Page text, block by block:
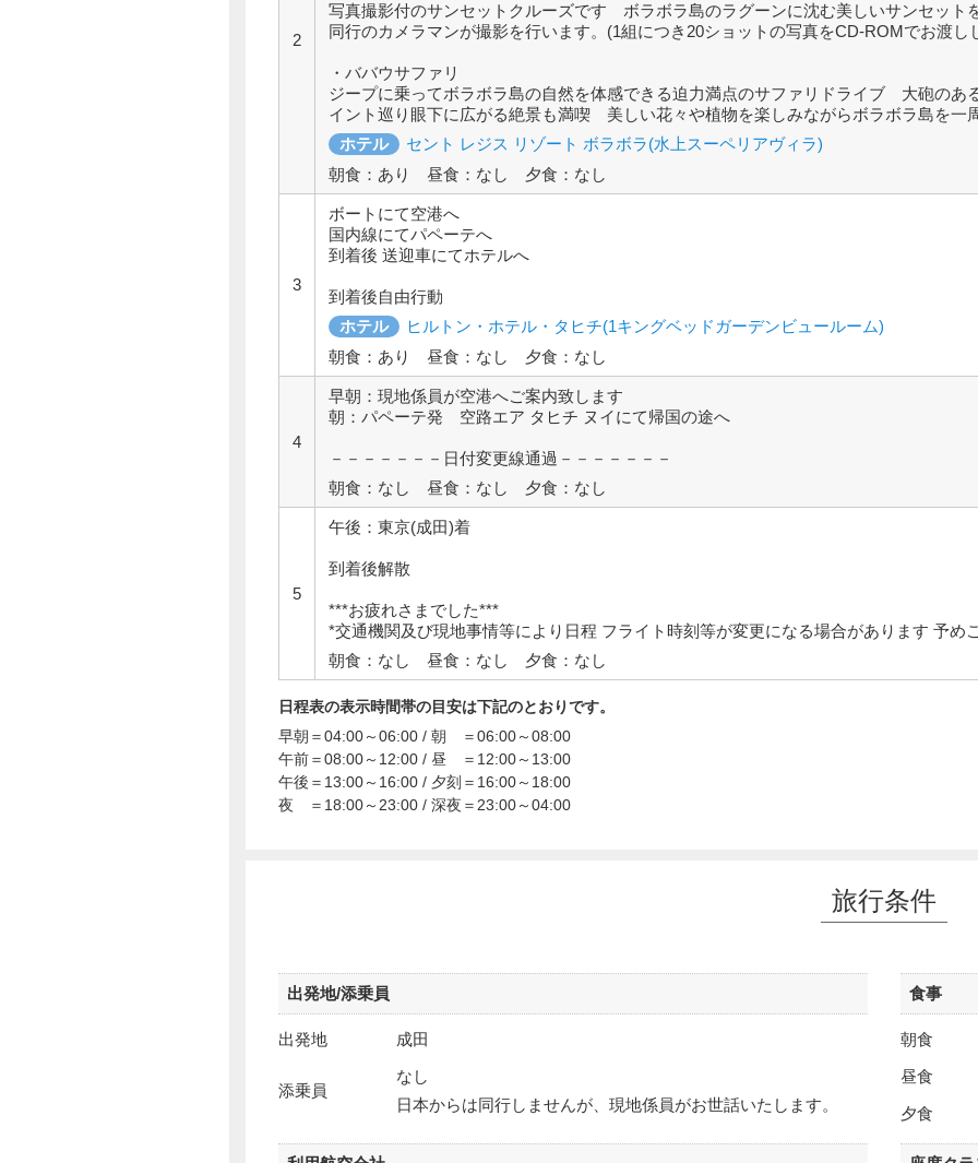
2
写真撮影付のサンセットクルーズです ボラボラ島のラグーンに沈む美しいサンセット
同行のカメラマンが撮影を行います。(1組につき20ショットの写真をCD-ROMでお渡し
・ババウサファリ
ジープに乗ってボラボラ島の自然を体感できる迫力満点のサファリドライブ 大砲のあ
イント巡り眼下に広がる絶景も満喫 美しい花々や植物を楽しみながらボラボラ島を一
ホテル
セント レジス リゾート ボラボラ(水上スーペリアヴィラ)
朝食：あり 昼食：なし 夕食：なし
3
ボートにて空港へ
国内線にてパペーテへ
到着後 送迎車にてホテルへ
到着後自由行動
ホテル
ヒルトン・ホテル・タヒチ(1キングベッドガーデンビュールーム)
朝食：あり 昼食：なし 夕食：なし
4
早朝：現地係員が空港へご案内致します
朝：パペーテ発 空路エア タヒチ ヌイにて帰国の途へ
－－－－－－－日付変更線通過－－－－－－－
朝食：なし 昼食：なし 夕食：なし
5
午後：東京(成田)着
到着後解散
***お疲れさまでした***
*交通機関及び現地事情等により日程 フライト時刻等が変更になる場合があります 予め
朝食：なし 昼食：なし 夕食：なし
日程表の表示時間帯の目安は下記のとおりです。
早朝＝04:00～06:00 / 朝 ＝06:00～08:00
午前＝08:00～12:00 / 昼 ＝12:00～13:00
午後＝13:00～16:00 / 夕刻＝16:00～18:00
夜 ＝18:00～23:00 / 深夜＝23:00～04:00
旅行条件
出発地/添乗員
出発地 成田
添乗員
なし
日本からは同行しませんが、現地係員がお世話いたします。
食事
朝食
昼食
夕食